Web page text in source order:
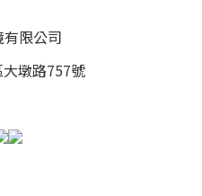
限公司
墩路757號